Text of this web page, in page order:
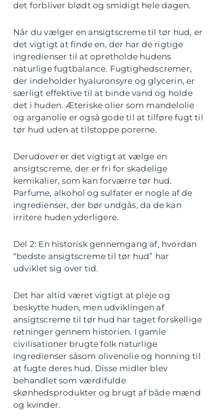
det forbliver blødt og smidigt hele dagen.
Når du vælger en ansigtscreme til tør hud, er
det vigtigt at finde en, der har de rigtige
ingredienser til at opretholde hudens
naturlige fugtbalance. Fugtighedscremer,
der indeholder hyaluronsyre og glycerin, er
særligt effektive til at binde vand og holde
det i huden. Æteriske olier som mandelolie
og arganolie er også gode til at tilføre fugt til
tør hud uden at tilstoppe porerne.
Derudover er det vigtigt at vælge en
ansigtscreme, der er fri for skadelige
kemikalier, som kan forværre tør hud.
Parfume, alkohol og sulfater er nogle af de
ingredienser, der bør undgås, da de kan
irritere huden yderligere.
Del 2: En historisk gennemgang af, hvordan
“bedste ansigtscreme til tør hud” har
udviklet sig over tid.
Det har altid været vigtigt at pleje og
beskytte huden, men udviklingen af
ansigtscreme til tør hud har taget forskellige
retninger gennem historien. I gamle
civilisationer brugte folk naturlige
ingredienser såsom olivenolie og honning til
at fugte deres hud. Disse midler blev
behandlet som værdifulde
skønhedsprodukter og brugt af både mænd
og kvinder.